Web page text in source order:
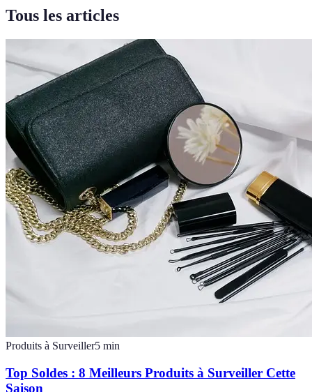
Tous les articles
Produits à Surveiller5 min
Top Soldes : 8 Meilleurs Produits à Surveiller Cette
Saison